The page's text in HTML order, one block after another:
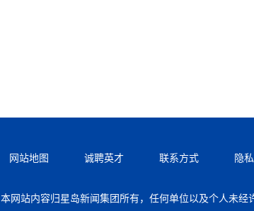
网站地图 诚聘英才 联系方式 隐
本网站内容归星岛新闻集团所有，任何单位以及个人未经